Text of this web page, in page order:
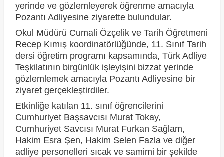
yerinde ve gözlemleyerek öğrenme amacıyla
Pozantı Adliyesine ziyarette bulundular.
Okul Müdürü Cumali Özçelik ve Tarih Öğretmeni
Recep Kımış koordinatörlüğünde, 11. Sınıf Tarih
dersi öğretim programı kapsamında, Türk Adliye
Teşkilatının birgünlük işleyişini bizzat yerinde
gözlemlemek amacıyla Pozantı Adliyesine bir
ziyaret gerçekleştirdiler.
Etkinliğe katılan 11. sınıf öğrencilerini
Cumhuriyet Başsavcısı Murat Tokay,
Cumhuriyet Savcısı Murat Furkan Sağlam,
Hakim Esra Şen, Hakim Selen Fazla ve diğer
adliye personelleri sıcak ve samimi bir şekilde